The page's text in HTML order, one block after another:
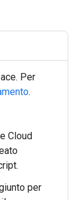
Per
.
Cloud
per